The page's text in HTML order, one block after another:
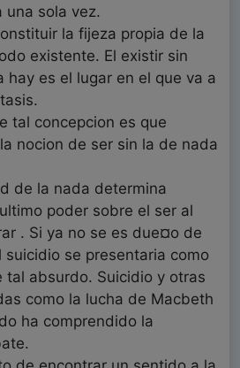
una sola vez.
la fijeza propia de la
existente. El existir sin
hay es el lugar en el que va a
tal concepcion es que
nocion de ser sin la de nada
de la nada determina
poder sobre el ser al
. Si ya no se es due¤o de
suicidio se presentaria como
tal absurdo. Suicidio y otras
como la lucha de Macbeth
ha comprendido la